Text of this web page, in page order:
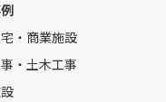
・商業施設
・土木工事